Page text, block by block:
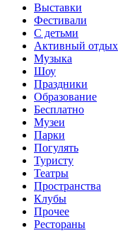
Выставки
Фестивали
С детьми
Активный отдых
Музыка
Шоу
Праздники
Образование
Бесплатно
Музеи
Парки
Погулять
Туристу
Театры
Пространства
Клубы
Прочее
Рестораны